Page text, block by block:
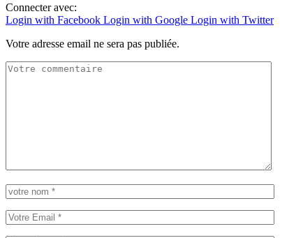
Connecter avec:
Login with Facebook Login with Google Login with Twitter
Votre adresse email ne sera pas publiée.